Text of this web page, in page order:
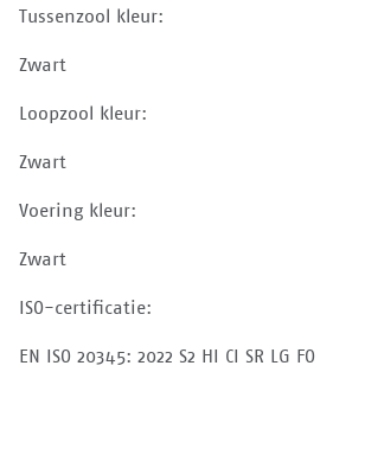
Tussenzool kleur:
Zwart
Loopzool kleur:
Zwart
Voering kleur:
Zwart
ISO-certificatie:
EN ISO 20345: 2022 S2 HI CI SR LG FO